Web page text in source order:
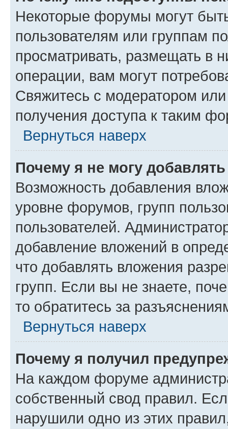
Некоторые форумы могут
пользователям или группам
просматривать, размещать в
операции, вам могут
Свяжитесь с модератором
получения доступа к таким
Вернуться наверх
Почему я не могу
Возможность добавления
уровне форумов, групп
пользователей.
добавление вложений в
что добавлять вложения
групп. Если вы не знаете,
то обратитесь за
Вернуться наверх
Почему я получил
На каждом форуме
собственный свод правил.
нарушили одно из этих